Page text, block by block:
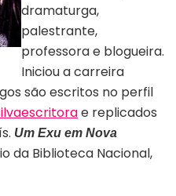
dramaturga,
palestrante,
professora e blogueira.
Iniciou a carreira
são escritos no perfil
e replicados
Um Exu em Nova
da Biblioteca Nacional,